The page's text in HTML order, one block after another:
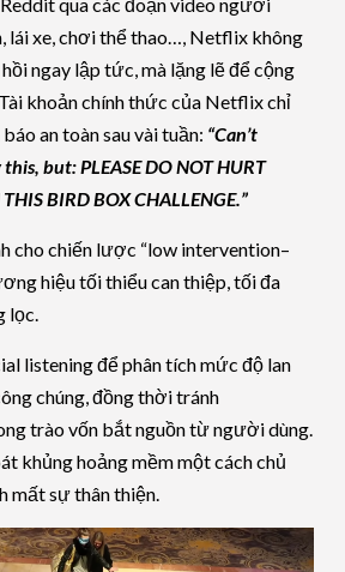
lái xe, chơi thể thao…, Netflix không
ngay lập tức, mà lặng lẽ để cộng
khoản chính thức của Netflix chỉ
an toàn sau vài tuần: “Can’t
but: PLEASE DO NOT HURT
BIRD BOX CHALLENGE.”
cho chiến lược “low intervention–
hiệu tối thiểu can thiệp, tối đa
lọc.
listening để phân tích mức độ lan
chúng, đồng thời tránh
trào vốn bắt nguồn từ người dùng.
khủng hoảng mềm một cách chủ
mất sự thân thiện.